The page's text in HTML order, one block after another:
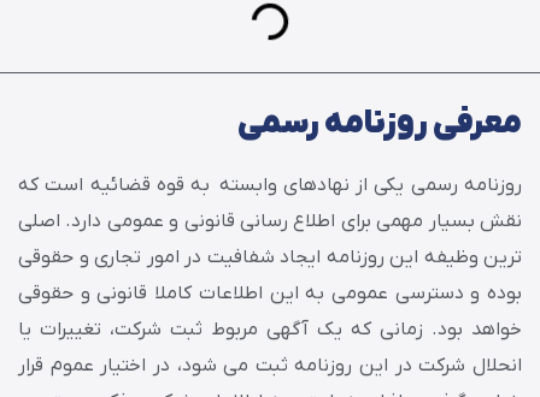
معرفی روزنامه رسمی
روزنامه رسمی یکی از نهادهای وابسته به قوه قضائیه است که
نقش بسیار مهمی برای اطلاع رسانی قانونی و عمومی دارد. اصلی
ترین وظیفه این روزنامه ایجاد شفافیت در امور تجاری و حقوقی
بوده و دسترسی عمومی به این اطلاعات کاملا قانونی و حقوقی
خواهد بود. زمانی که یک آگهی مربوط ثبت شرکت، تغییرات یا
انحلال شرکت در این روزنامه ثبت می شود، در اختیار عموم قرار